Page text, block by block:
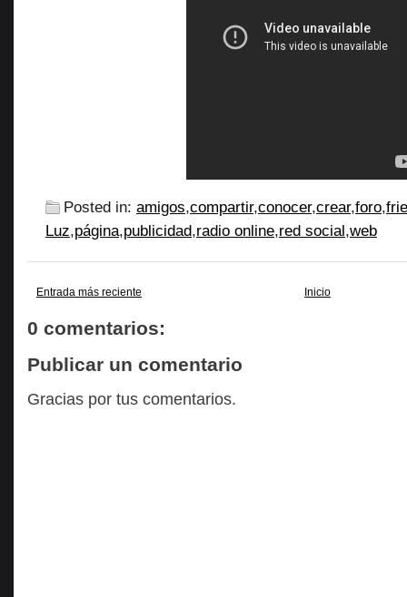
Posted in: amigos,compartir,conocer,crear,foro,
Luz,página,publicidad,radio online,red social,web
Entrada más reciente Inicio
0 comentarios:
Publicar un comentario
Gracias por tus comentarios.